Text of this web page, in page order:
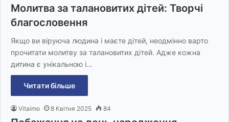
Молитва за талановитих дітей: Творчі
благословення
Якщо ви віруюча людина і маєте дітей, неодмінно варто
прочитати молитву за талановитих дітей. Адже кожна
дитина є унікальною і…
Читати більше
Vitaimo 8 Квітня 2025 84